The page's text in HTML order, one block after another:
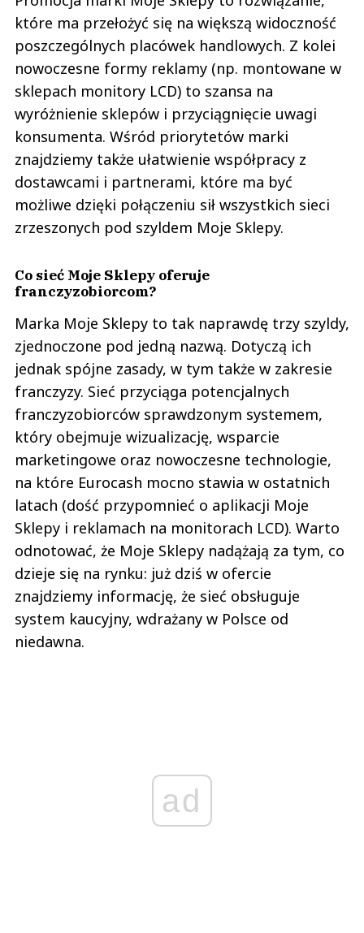
które ma przełożyć się na większą widoczność
poszczególnych placówek handlowych. Z kolei
nowoczesne formy reklamy (np. montowane w
sklepach monitory LCD) to szansa na
wyróżnienie sklepów i przyciągnięcie uwagi
konsumenta. Wśród priorytetów marki
znajdziemy także ułatwienie współpracy z
dostawcami i partnerami, które ma być
możliwe dzięki połączeniu sił wszystkich sieci
zrzeszonych pod szyldem Moje Sklepy.
Co sieć Moje Sklepy oferuje
franczyzobiorcom?
Marka Moje Sklepy to tak naprawdę trzy szyldy,
zjednoczone pod jedną nazwą. Dotyczą ich
jednak spójne zasady, w tym także w zakresie
franczyzy. Sieć przyciąga potencjalnych
franczyzobiorców sprawdzonym systemem,
który obejmuje wizualizację, wsparcie
marketingowe oraz nowoczesne technologie,
na które Eurocash mocno stawia w ostatnich
latach (dość przypomnieć o aplikacji Moje
Sklepy i reklamach na monitorach LCD). Warto
odnotować, że Moje Sklepy nadążają za tym, co
dzieje się na rynku: już dziś w ofercie
znajdziemy informację, że sieć obsługuje
system kaucyjny, wdrażany w Polsce od
niedawna.
ad